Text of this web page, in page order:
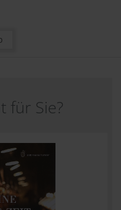
für Sie?